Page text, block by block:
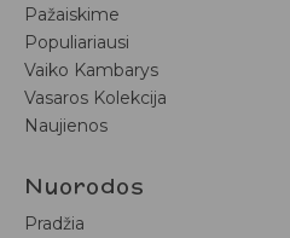
Pažaiskime
Populiariausi
Vaiko Kambarys
Vasaros Kolekcija
Naujienos
Nuorodos
Pradžia